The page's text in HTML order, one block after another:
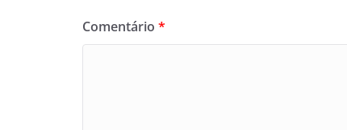
Comentário *